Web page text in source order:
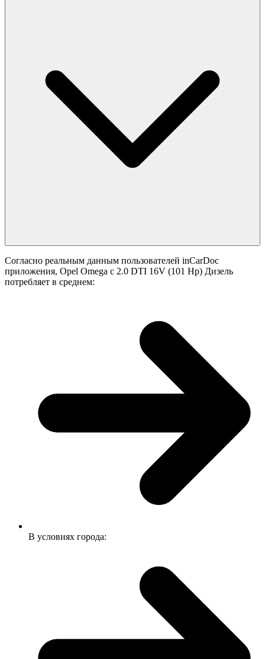
Согласно реальным данным пользователей inCarDoc
приложения, Opel Omega с 2.0 DTI 16V (101 Hp) Дизель
потребляет в среднем:
В условиях города: